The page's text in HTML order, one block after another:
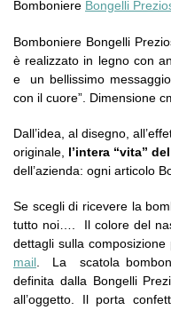
Bomboniere Bongelli
Bomboniere Bongelli
è realizzato in legno con
e un bellissimo
con il cuore”. Dimensione
Dall’idea, al disegno,
originale, l’intera “vita”
dell’azienda: ogni articolo
Se scegli di ricevere la
tutto noi…. Il colore del
dettagli sulla
mail. La scatola
definita dalla Bongelli
all’oggetto. Il porta